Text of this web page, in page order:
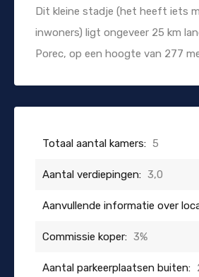
Dit kleine stadje (het heeft iets
inwoners) ligt ongeveer 25 km
Porec, op een hoogte van 277
Totaal aantal kamers: 5
Aantal verdiepingen: 3,0
Aanvullende informatie over
Commissie koper: 3%
Aantal parkeerplaatsen buiten: